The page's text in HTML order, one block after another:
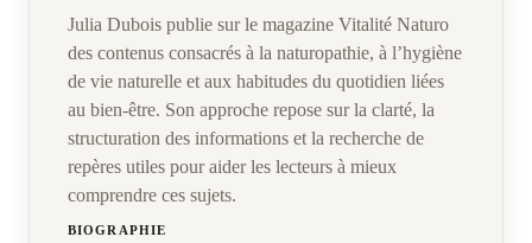
Julia Dubois publie sur le magazine Vitalité Naturo
des contenus consacrés à la naturopathie, à l’hygiène
de vie naturelle et aux habitudes du quotidien liées
au bien-être. Son approche repose sur la clarté, la
structuration des informations et la recherche de
repères utiles pour aider les lecteurs à mieux
comprendre ces sujets.
BIOGRAPHIE